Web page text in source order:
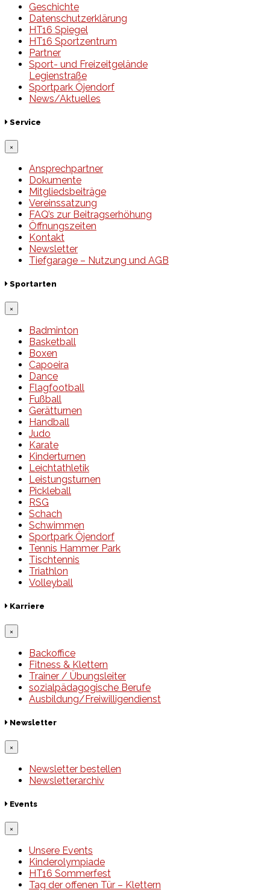
Geschichte
Datenschutzerklärung
HT16 Spiegel
HT16 Sportzentrum
Partner
Sport- und Freizeitgelände
Legienstraße
Sportpark Öjendorf
News/Aktuelles
Service
×
Ansprechpartner
Dokumente
Mitgliedsbeiträge
Vereinssatzung
FAQ’s zur Beitragserhöhung
Öffnungszeiten
Kontakt
Newsletter
Tiefgarage – Nutzung und AGB
Sportarten
×
Badminton
Basketball
Boxen
Capoeira
Dance
Flagfootball
Fußball
Gerätturnen
Handball
Judo
Karate
Kinderturnen
Leichtathletik
Leistungsturnen
Pickleball
RSG
Schach
Schwimmen
Sportpark Öjendorf
Tennis Hammer Park
Tischtennis
Triathlon
Volleyball
Karriere
×
Backoffice
Fitness & Klettern
Trainer / Übungsleiter
sozialpädagogische Berufe
Ausbildung/Freiwilligendienst
Newsletter
×
Newsletter bestellen
Newsletterarchiv
Events
×
Unsere Events
Kinderolympiade
HT16 Sommerfest
Tag der offenen Tür – Klettern